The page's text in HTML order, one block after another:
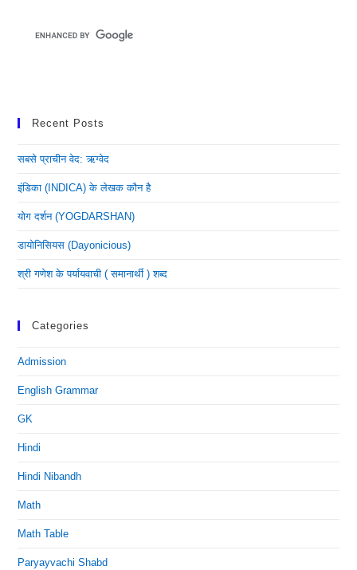
Recent Posts
सबसे प्राचीन वेद: ऋग्वेद
इंडिका (INDICA) के लेखक कौन है
योग दर्शन (YOGDARSHAN)
डायोनिसियस (dayonicious)
श्री गणेश के पर्यायवाची ( समानार्थी ) शब्द
Categories
Admission
English Grammar
GK
Hindi
Hindi Nibandh
Math
Math Table
Paryayvachi Shabd